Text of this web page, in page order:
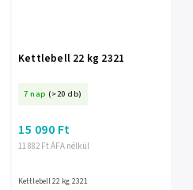
Kettlebell 22 kg 2321
7 nap (>20 db)
11 882 Ft ÁFA nélkül
15 090 Ft
Kettlebell 22 kg 2321